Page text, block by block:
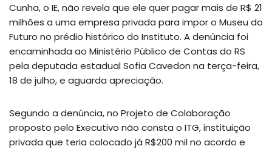
Cunha, o IE, não revela que ele quer pagar mais de R$ 21
milhões a uma empresa privada para impor o Museu do
Futuro no prédio histórico do Instituto. A denúncia foi
encaminhada ao Ministério Público de Contas do RS
pela deputada estadual Sofia Cavedon na terça-feira,
18 de julho, e aguarda apreciação.
Segundo a denúncia, no Projeto de Colaboração
proposto pelo Executivo não consta o ITG, instituição
privada que teria colocado já R$200 mil no acordo e